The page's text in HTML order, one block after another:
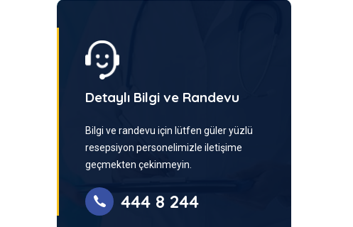
Detaylı Bilgi ve Randevu
Bilgi ve randevu için lütfen güler yüzlü
resepsiyon personelimizle iletişime
geçmekten çekinmeyin.
444 8 244